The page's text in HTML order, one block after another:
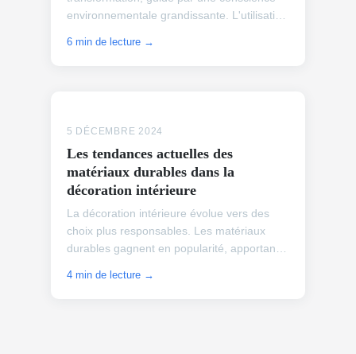
environnementale grandissante. L'utilisation
croissante, même en ...
6 min de lecture →
5 DÉCEMBRE 2024
Les tendances actuelles des
matériaux durables dans la
décoration intérieure
La décoration intérieure évolue vers des
choix plus responsables. Les matériaux
durables gagnent en popularité, apportant
espaces de vie. ...
4 min de lecture →